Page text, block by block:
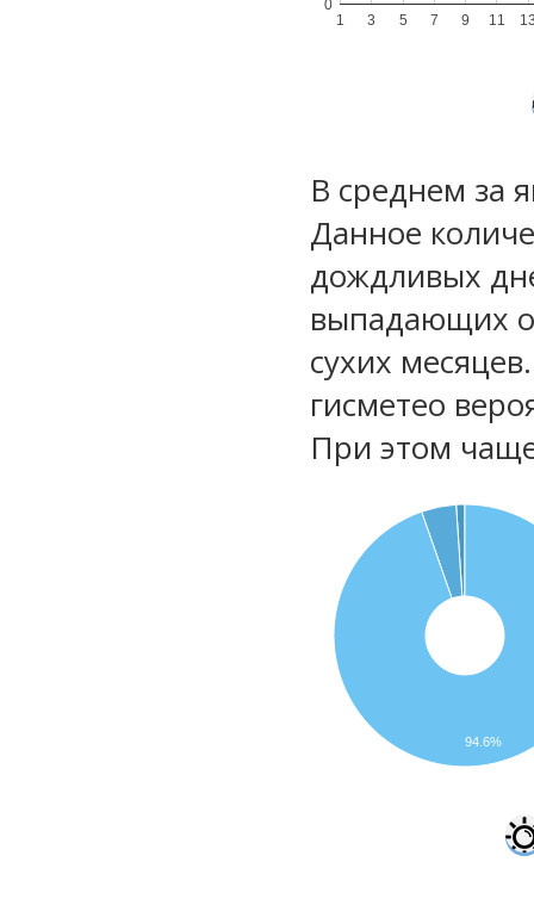
1 3 5 7 9 11
0
В среднем за
Данное
дождливых
выпадающих
сухих
гисметео
При этом
94.6%